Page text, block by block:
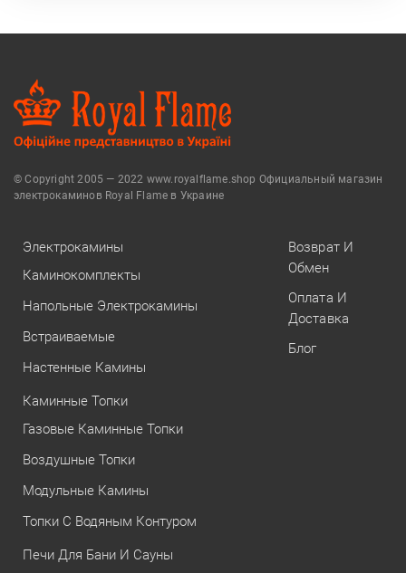
© Copyright 2005 — 2022 www.royalflame.shop Официальный магазин
электрокаминов Royal Flame в Украине
Электрокамины
Каминокомплекты
Напольные Электрокамины
Встраиваемые
Настенные Камины
Каминные Топки
Газовые Каминные Топки
Воздушные Топки
Модульные Камины
Топки С Водяным Контуром
Печи Для Бани И Сауны
Возврат И
Обмен
Оплата И
Доставка
Блог